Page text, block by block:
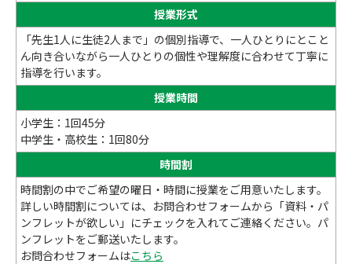
授業形式
「先生1人に生徒2人まで」の個別指導で、一人ひとりにとこと
ん向き合いながら一人ひとりの個性や理解度に合わせて丁寧に
指導を行います。
授業時間
小学生：1回45分
中学生・高校生：1回80分
時間割
時間割の中でご希望の曜日・時間に授業をご用意いたします。
詳しい時間割については、お問合わせフォームから「資料・パ
ンフレットが欲しい」にチェックを入れてご連絡ください。パ
ンフレットをご郵送いたします。
お問合わせフォームはこちら